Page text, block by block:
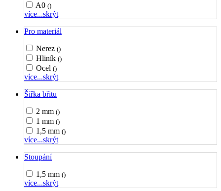
A0 ()
více...skrýt
Pro materiál
Nerez ()
Hliník ()
Ocel ()
více...skrýt
Šířka břitu
2 mm ()
1 mm ()
1,5 mm ()
více...skrýt
Stoupání
1,5 mm ()
více...skrýt